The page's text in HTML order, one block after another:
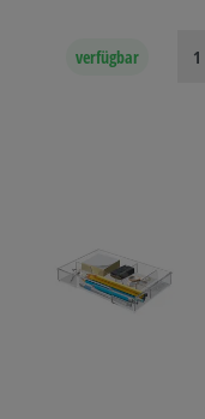
verfügbar